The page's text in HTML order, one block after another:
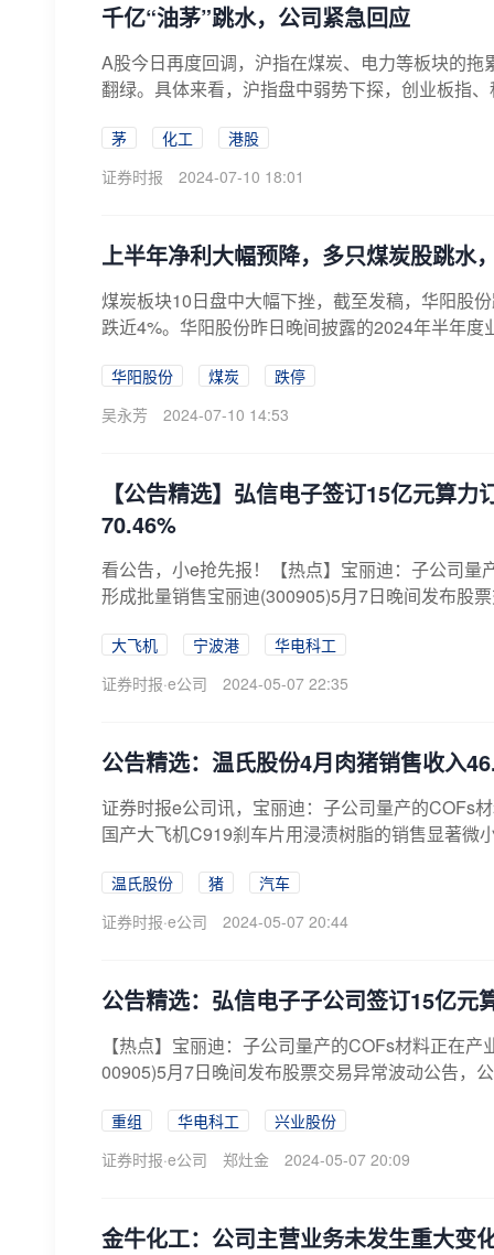
千亿“油茅”跳水，公司紧急回应
A股今日再度回调，沪指在煤炭、电力等板块的
翻绿。具体来看，沪指盘中弱势下探，创业板指
茅 化工
港股
证券时报
2024-07-10 18:01
上半年净利大幅预降，多只煤炭股跳水
煤炭板块10日盘中大幅下挫，截至发稿，华阳股
跌近4%。华阳股份昨日晚间披露的2024年半年
华阳股份 煤炭
跌停
吴永芳
2024-07-10 14:53
【公告精选】弘信电子签订15亿元算
70.46%
看公告，小e抢先报！【热点】宝丽迪：子公司
形成批量销售宝丽迪(300905)5月7日晚间发布股
大飞机 宁波港
华电科工
证券时报·e公司
2024-05-07 22:35
公告精选：温氏股份4月肉猪销售收入
证券时报e公司讯，宝丽迪：子公司量产的COFs
国产大飞机C919刹车片用浸渍树脂的销售显著微
温氏股份 猪
汽车
证券时报·e公司
2024-05-07 20:44
公告精选：弘信电子子公司签订15亿元
【热点】宝丽迪：子公司量产的COFs材料正在
00905)5月7日晚间发布股票交易异常波动公告，
重组 华电科工
兴业股份
证券时报·e公司
郑灶金 2024-05-07 20:09
金牛化工：公司主营业务未发生重大变